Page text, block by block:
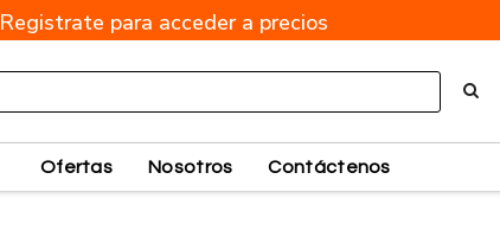
Registrate para acceder a precios
Ofertas Nosotros Contáctenos